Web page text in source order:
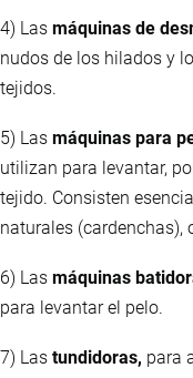
4) Las máquinas de
nudos de los hilados y
tejidos.
5) Las máquinas para
utilizan para levantar,
tejido. Consisten
naturales (cardenchas),
6) Las máquinas
para levantar el pelo.
7) Las tundidoras, para